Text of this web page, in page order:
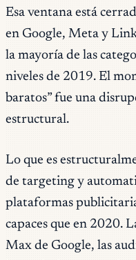
Esa ventana está
en Google, Meta y
la mayoría de las
niveles de 2019. El
baratos” fue una
estructural.
Lo que es
de targeting y
plataformas
capaces que en 2020.
Max de Google, las